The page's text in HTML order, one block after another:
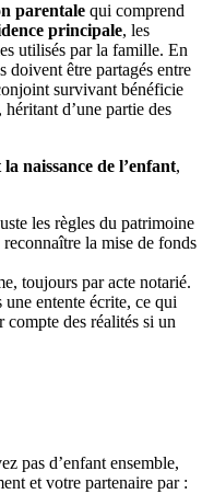
parentale qui comprend
principale, les
utilisés par la famille. En
doivent être partagés entre
survivant bénéficie
d’une partie des
naissance de l’enfant,
les règles du patrimoine
la mise de fonds
toujours par acte notarié.
une entente écrite, ce qui
des réalités si un
pas d’enfant ensemble,
et votre partenaire par :